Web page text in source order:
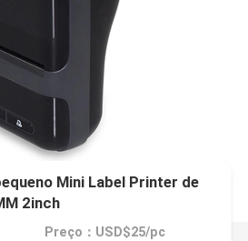
Mini Label Printer de
2inch
Preço：USD$25/pc